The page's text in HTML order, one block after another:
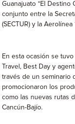
Guanajuato “El Destino
conjunto entre la
(SECTUR) y la
En esta ocasión se
Travel, Best Day y
través de un seminario
promocionaron los
como las nuevas rutas
Cancún-Bajío.